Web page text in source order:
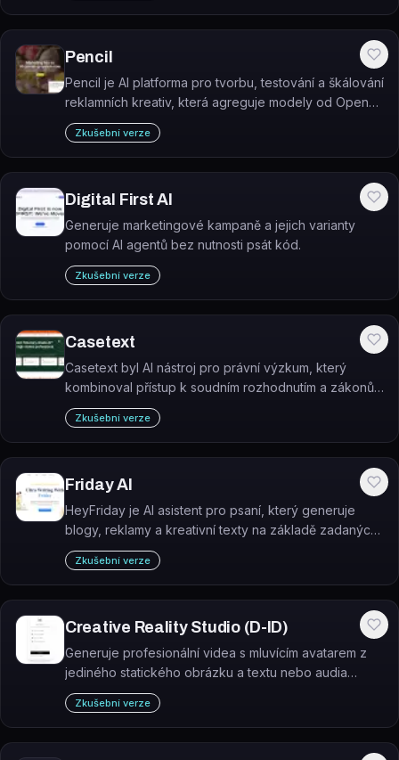
Pencil
Pencil je AI platforma pro tvorbu, testování a škálování
reklamních kreativ, která agreguje modely od OpenAI,
Google, Adobe, Runway a Bria do jednoho prostředí.
Zkušební verze
Digital First AI
Generuje marketingové kampaně a jejich varianty
pomocí AI agentů bez nutnosti psát kód.
Zkušební verze
Casetext
Casetext byl AI nástroj pro právní výzkum, který
kombinoval přístup k soudním rozhodnutím a zákonům
s AI asistentem CoCounsel. Jako samostatný produkt
byl ukončen 1. dubna 2025 po akvizici Thomson
Reuters.
Zkušební verze
Friday AI
HeyFriday je AI asistent pro psaní, který generuje
blogy, reklamy a kreativní texty na základě zadaných
informací.
Zkušební verze
Creative Reality Studio (D-ID)
Generuje profesionální videa s mluvícím avatarem z
jediného statického obrázku a textu nebo audia
pomocí AI.
Zkušební verze